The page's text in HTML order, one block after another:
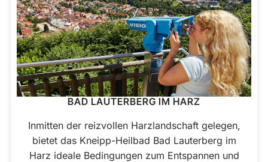
BAD LAUTERBERG IM HARZ
Inmitten der reizvollen Harzlandschaft gelegen,
bietet das Kneipp-Heilbad Bad Lauterberg im
Harz ideale Bedingungen zum Entspannen und